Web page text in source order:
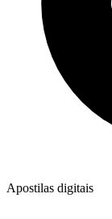
Apostilas digitais